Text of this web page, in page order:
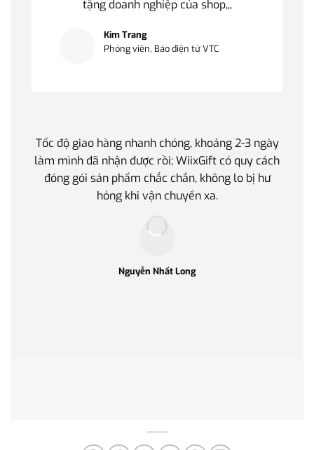
tặng doanh nghiệp của shop,,,
Kim Trang
Phóng viên, Báo điện tử VTC
Tốc độ giao hàng nhanh chóng, khoảng 2-3 ngày
làm mình đã nhận được rồi; WiixGift có quy cách
đóng gói sản phẩm chắc chắn, không lo bị hư
hỏng khi vận chuyển xa.
Nguyễn Nhất Long